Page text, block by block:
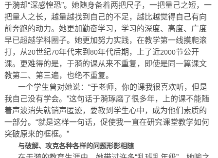
于漪却“深感惶恐”。她随身备着两把尺子，一把量己之短，一
把量人之长，越量越找到自己的不足，越比越觉得自己有向
前奔跑的动力。她更加勤奋学习，学习的深度、高度、广度
早已超越学科圈子。她更加努力实践，在教学第一线摸爬滚
打，从20世纪70年代末到 80年代后期，上了近2000节公开
课。更难得的是，于漪的课从来不重复，即使是同一篇课文
教第二、第三遍，也绝不重复。
一个学生曾对她说：“于老师，你的课我很喜欢听，但是
我自己没有学会。”这句话于漪琢磨了很多年，上的课不能随
着声波消失就销声匿迹，要教到学生心中，成为他们素质的
一部分。“就是这样一句话，促使我一直在研究课堂教学如何
突破原来的框框。”
与破解、攻克各种各样的问题形影相随